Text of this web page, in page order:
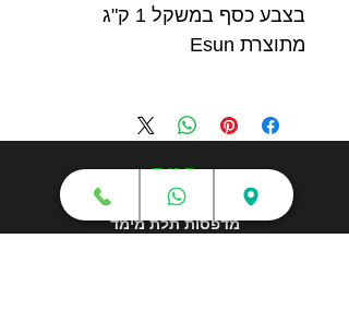
בצבע כסף במשקל 1 ק"ג
מתוצרת Esun
חנות
מדפסות תלת מימד